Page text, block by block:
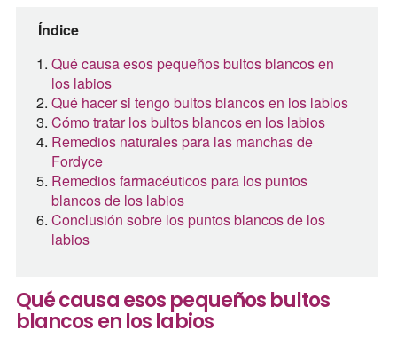
Índice
Qué causa esos pequeños bultos blancos en
los labios
Qué hacer si tengo bultos blancos en los labios
Cómo tratar los bultos blancos en los labios
Remedios naturales para las manchas de
Fordyce
Remedios farmacéuticos para los puntos
blancos de los labios
Conclusión sobre los puntos blancos de los
labios
Qué causa esos pequeños bultos
blancos en los labios